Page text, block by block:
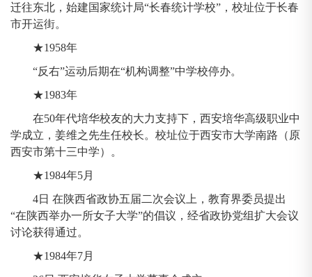
迁往东北，始建国家统计局“长春统计学校”，校址位于长春
市开运街。
★1958年
“反右”运动后期在“机构调整”中学校停办。
★1983年
在50年代培华校友的大力支持下，西安培华高级职业中
学成立，姜维之先生任校长。校址位于西安市大学南路（原
西安市第十三中学）。
★1984年5月
4日 在陕西省政协五届二次会议上，教育界委员提出
“在陕西举办一所女子大学”的倡议，经省政协党组扩大会议
讨论获得通过。
★1984年7月